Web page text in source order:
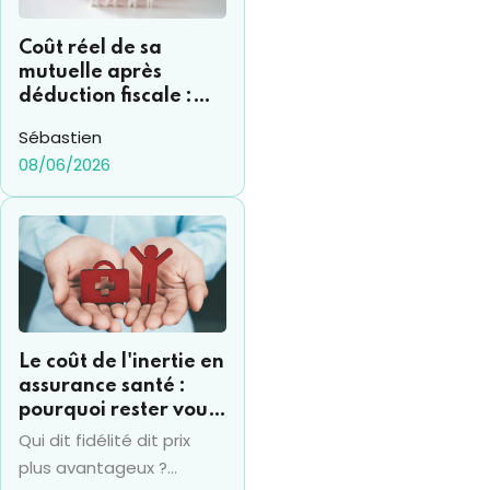
Coût réel de sa
mutuelle après
déduction fiscale :
retrouver ?
Sébastien
08/06/2026
Le coût de l'inertie en
assurance santé :
pourquoi rester vous
coûte souvent 15% de
plus par an
Qui dit fidélité dit prix
plus avantageux ?